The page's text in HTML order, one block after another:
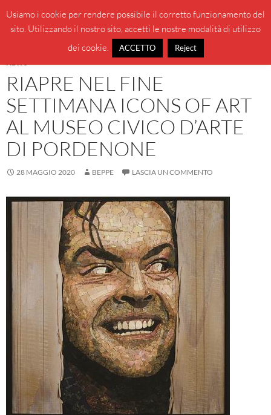
contenuto
BeppeBlog
MENU
NEWS
RIAPRE NEL FINE
SETTIMANA ICONS OF ART
AL MUSEO CIVICO D’ARTE
DI PORDENONE
28 MAGGIO 2020 BEPPE LASCIA UN COMMENTO
Usiamo i cookie per rendere possibile il corretto funzionamento del
sito. Utilizzando il nostro sito, accetti le nostre modalità di utilizzo
dei cookie.
ACCETTO Reject